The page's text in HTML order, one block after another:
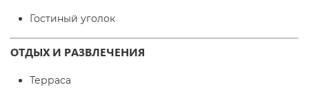
Гостиный уголок
ОТДЫХ И РАЗВЛЕЧЕНИЯ
Терраса